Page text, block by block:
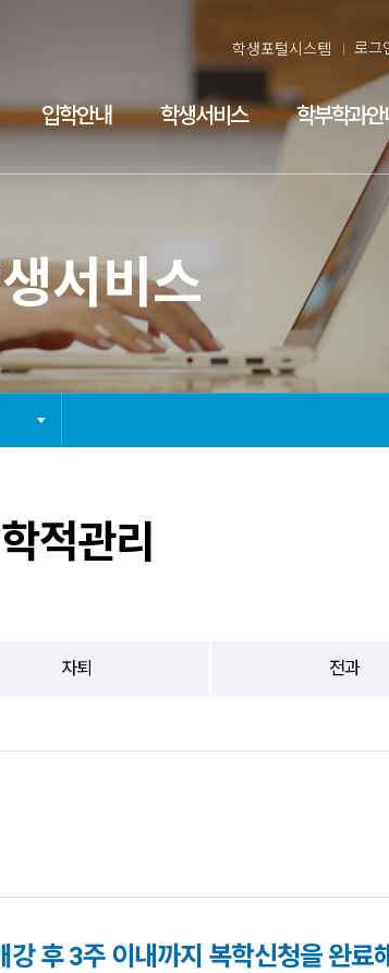
입학안내 학생서비스 학부학과안
학생포털시스템 로그
검색 팝업존
서비스
학적관리
자퇴 전과
후 3주 이내까지 복학신청을 완료